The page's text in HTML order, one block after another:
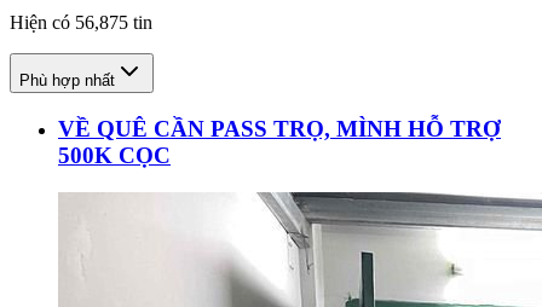
Hiện có 56,875 tin
Phù hợp nhất
VỀ QUÊ CẦN PASS TRỌ, MÌNH HỖ TRỢ
500K CỌC